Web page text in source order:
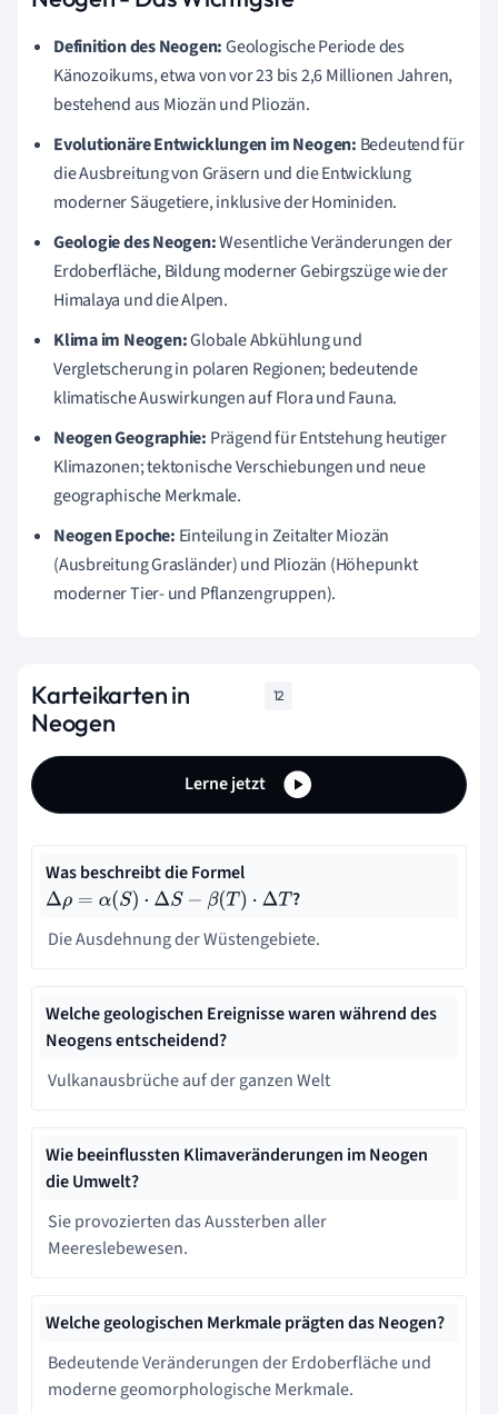
Definition des Neogen:Geologische Periode des
Känozoikums, etwa von vor 23 bis 2,6 Millionen Jahren,
bestehend aus Miozän und Pliozän.
Evolutionäre Entwicklungen im Neogen: Bedeutend für
die Ausbreitung von Gräsern und die Entwicklung
moderner Säugetiere, inklusive der Hominiden.
Geologie des Neogen:Wesentliche Veränderungen der
Erdoberfläche, Bildung moderner Gebirgszüge wie der
Himalaya und die Alpen.
Klima im Neogen:Globale Abkühlung und
Vergletscherung in polaren Regionen; bedeutende
klimatische Auswirkungen auf Flora und Fauna.
Neogen Geographie: Prägend für Entstehung heutiger
Klimazonen; tektonische Verschiebungen und neue
geographische Merkmale.
Neogen Epoche: Einteilung in Zeitalter Miozän
(Ausbreitung Grasländer) und Pliozän (Höhepunkt
moderner Tier- und Pflanzengruppen).
Karteikarten in
Neogen
12
Lerne jetzt
Was beschreibt die Formel
Δρ= α(S)⋅ΔS− β (T)⋅ΔT
?
Die Ausdehnung der Wüstengebiete.
Welche geologischen Ereignisse waren während des
Neogens entscheidend?
Vulkanausbrüche auf der ganzen Welt
Wie beeinflussten Klimaveränderungen im Neogen
die Umwelt?
Sie provozierten das Aussterben aller
Meereslebewesen.
Welche geologischen Merkmale prägten das Neogen?
Bedeutende Veränderungen der Erdoberfläche und
moderne geomorphologische Merkmale.